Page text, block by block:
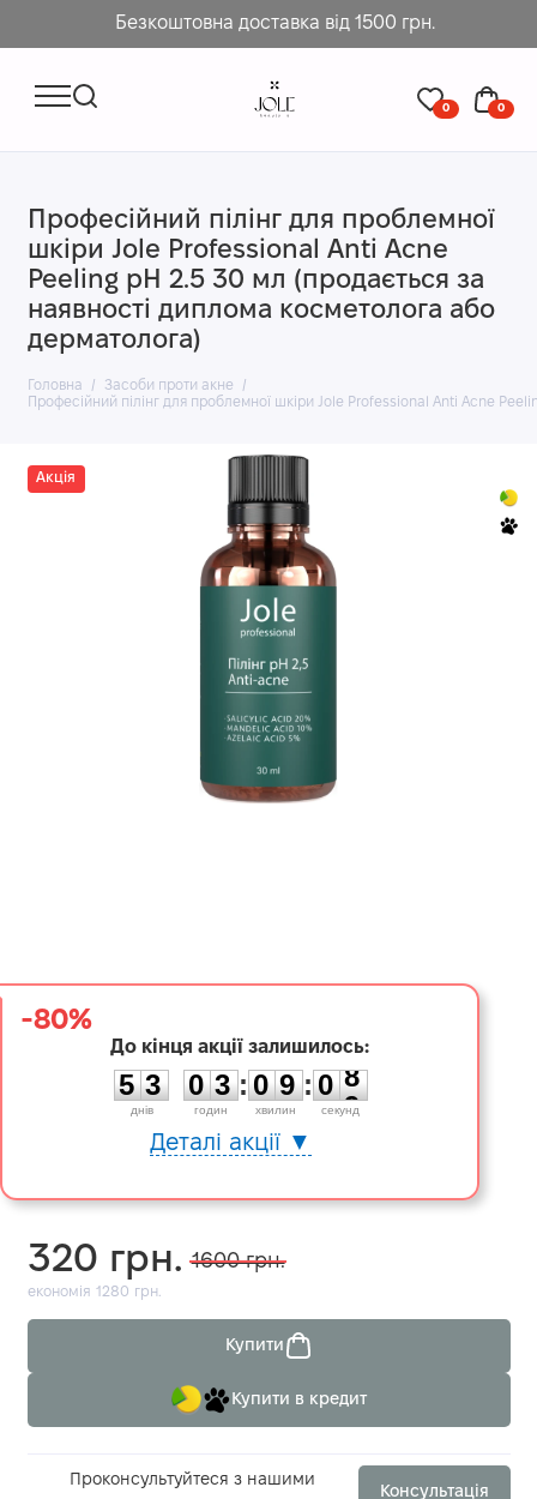
Безкоштовна доставка від 1500 грн.
0 0
Професійний пілінг для проблемної
шкіри Jole Professional Anti Acne
Peeling рН 2.5 30 мл (продається за
наявності диплома косметолога або
дерматолога)
Головна
Засоби проти акне
Професійний пілінг для проблемної шкіри Jole Professional Anti Acne
Акція
-80%
До кінця акції залишилось:
5
5
3
3
днiв
0
0
3
3
годин
:
0
0
9
9
хвилин
:
0
0
8
8
секунд
Деталі акції ▼
320 грн. 1600 грн.
економія 1280 грн.
Купити
Купити в кредит
Проконсультуйтеся з нашими
Консультація